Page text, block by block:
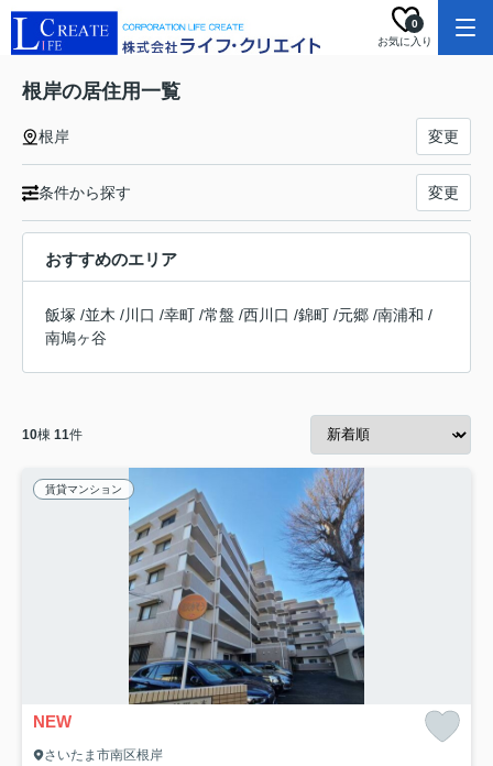
お気に入り
0
根岸の居住用一覧
根岸 変更
条件から探す 変更
おすすめのエリア
飯塚 /並木 /川口 /幸町 /常盤 /西川口 /錦町 /元郷 /南浦和 /
南鳩ヶ谷
10棟 11件
賃貸マンション
NEW
さいたま市南区根岸